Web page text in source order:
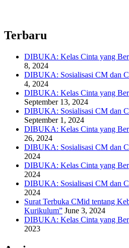
Terbaru
DIBUKA: Kelas Cinta yang
8, 2024
DIBUKA: Sosialisasi CM dan
4, 2024
DIBUKA: Kelas Cinta yang
September 13, 2024
DIBUKA: Sosialisasi CM dan
September 1, 2024
DIBUKA: Kelas Cinta yang
26, 2024
DIBUKA: Sosialisasi CM dan
2024
DIBUKA: Kelas Cinta yang
2024
DIBUKA: Sosialisasi CM dan
2024
Surat Terbuka CMid tentang
Kurikulum” June 3, 2024
DIBUKA: Kelas Cinta yang
2023